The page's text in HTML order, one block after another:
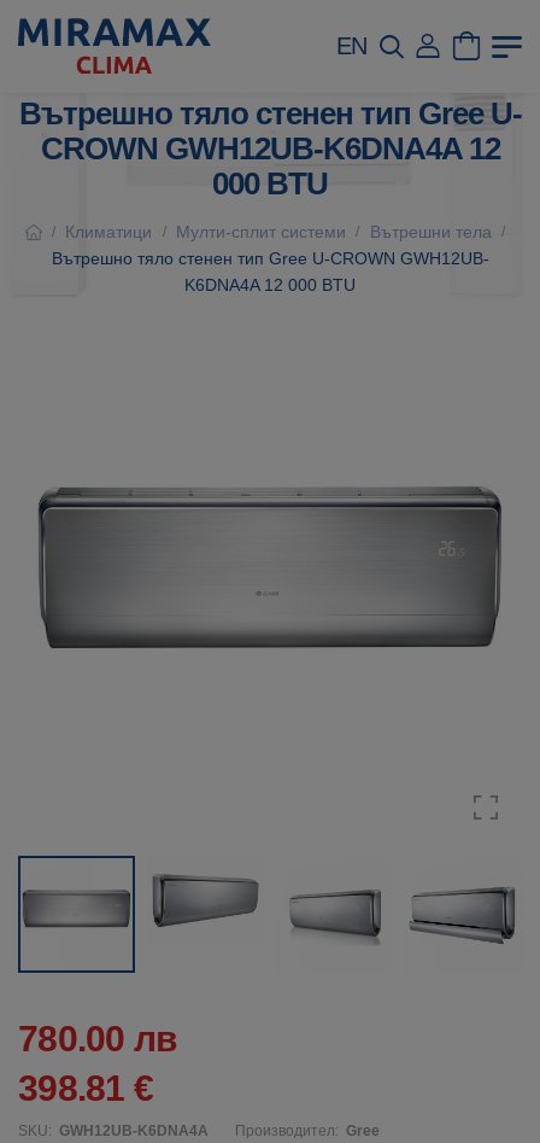
EN
Вътрешно тяло стенен тип Gree U-
CROWN GWH12UB-K6DNA4A 12
000 BTU
/ Климатици / Мулти-сплит системи / Вътрешни тела /
Вътрешно тяло стенен тип Gree U-CROWN GWH12UB-
K6DNA4A 12 000 BTU
780.00 лв
398.81 €
SKU: GWH12UB-K6DNA4A Производител: Gree